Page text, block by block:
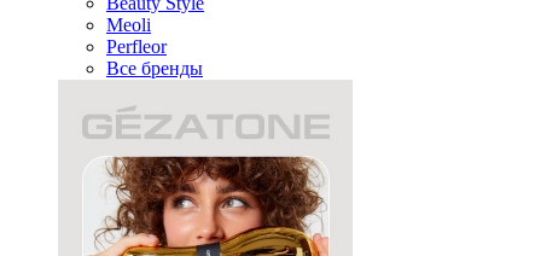
Meoli
Perfleor
Все бренды